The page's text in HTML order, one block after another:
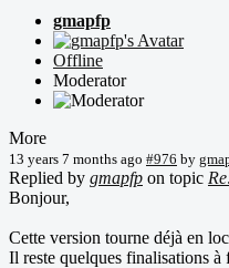
gmapfp
Offline
Moderator
More
13 years 7 months ago #976 by
Replied by gmapfp on topic
Bonjour,
Cette version tourne déjà en
Il reste quelques finalisations à